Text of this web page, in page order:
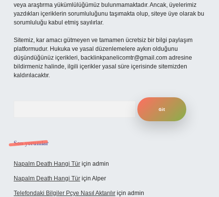
veya araştırma yükümlülüğümüz bulunmamaktadır. Ancak, üyelerimiz
yazdıkları içeriklerin sorumluluğunu taşımakta olup, siteye üye olarak bu
sorumluluğu kabul etmiş sayılırlar.
Sitemiz, kar amacı gütmeyen ve tamamen ücretsiz bir bilgi paylaşım
platformudur. Hukuka ve yasal düzenlemelere aykırı olduğunu
düşündüğünüz içerikleri, backlinkpanelicomtr@gmail.com adresine
bildirmeniz halinde, ilgili içerikler yasal süre içerisinde sitemizden
kaldırılacaktır.
Son yorumlar
Napalm Death Hangi Tür için admin
Napalm Death Hangi Tür için Alper
Telefondaki Bilgiler Pcye Nasıl Aktarılır için admin